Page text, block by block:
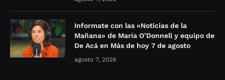
Informate con las «Noticias de la
Mañana» de María O’Donnell y equipo de
De Acá en Más de hoy 7 de agosto
agosto 7, 2026